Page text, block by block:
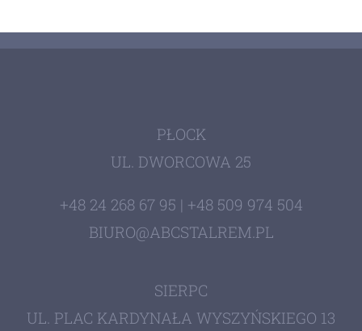
PŁOCK
UL. DWORCOWA 25
+48 24 268 67 95 | +48 509 974 504
BIURO@ABCSTALREM.PL
SIERPC
UL. PLAC KARDYNAŁA WYSZYŃSKIEGO 13